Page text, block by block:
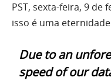
PST, sexta-feira, 9 de
isso é uma
Due to an
speed of our